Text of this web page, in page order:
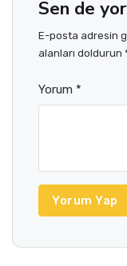
Sen de
E-posta adresin
alanları doldurun
Yorum *
Yorum Yap